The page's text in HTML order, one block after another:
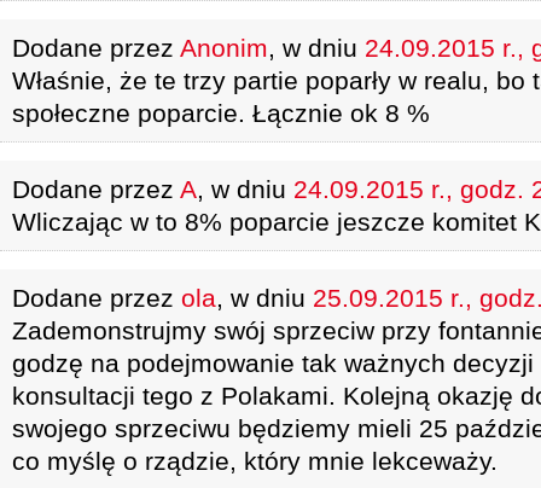
Dodane przez Anonim, w dniu 24.09.2015 r.,
Właśnie, że te trzy partie poparły w realu,
społeczne poparcie. Łącznie ok 8 %
Dodane przez A, w dniu 24.09.2015 r., godz.
Wliczając w to 8% poparcie jeszcze komitet
Dodane przez ola, w dniu 25.09.2015 r.,
Zademonstrujmy swój sprzeciw przy
godzę na podejmowanie tak ważnych
konsultacji tego z Polakami. Kolejną okazję
swojego sprzeciwu będziemy mieli 25
co myślę o rządzie, który mnie lekceważy.